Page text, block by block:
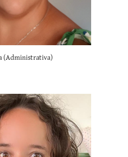
(Administrativa)